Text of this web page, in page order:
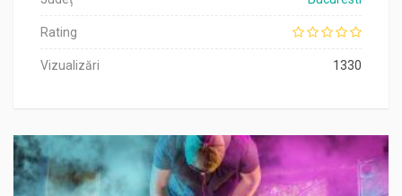
Rating
Vizualizări 1330